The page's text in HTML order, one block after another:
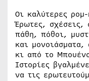
Οι καλύτερες
Έρωτες, σχέσεις,
πάθη, πόθοι,
και
κι από το
Ιστορίες
να τις